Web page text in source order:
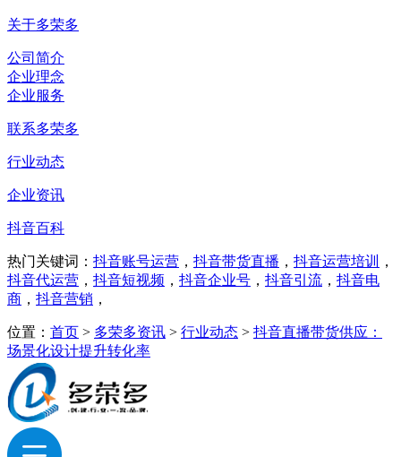
关于多荣多
公司简介
企业理念
企业服务
联系多荣多
行业动态
企业资讯
抖音百科
热门关键词： 抖音账号运营 ， 抖音带货直播 ， 抖音运营培训
，
抖音代运营 ， 抖音短视频 ， 抖音企业号 ， 抖音引流 ， 抖音电
商 ， 抖音营销 ，
位置： 首页 > 多荣多资讯 > 行业动态 > 抖音直播带货供应：
场景化设计提升转化率